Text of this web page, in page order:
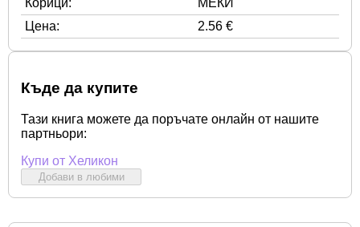
Корици:
МЕКИ
Цена:
2.56 €
Къде да купите
Тази книга можете да поръчате онлайн от нашите
партньори:
Купи от Хеликон
Добави в любими